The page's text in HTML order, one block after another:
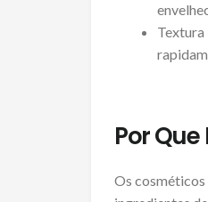
Textura
Por
Os cosméticos